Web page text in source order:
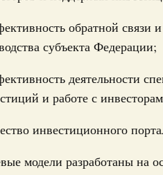
обратной связи
субъекта Федерации;
деятельности
и работе с
инвестиционного
модели разработаны на
года №1999-р и распоряжение от
и дизельного топлива
новый временный
и утвердило
нефтепродуктов